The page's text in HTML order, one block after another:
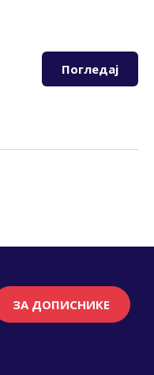
Погледај
ЗА ДОПИСНИКЕ